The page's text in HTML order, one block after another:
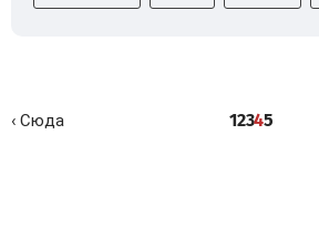
‹ Сюда 12345